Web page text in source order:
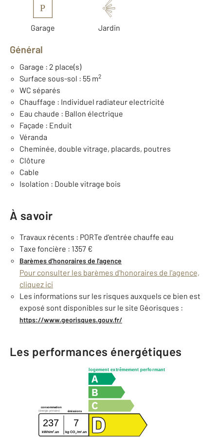
P
Garage Jardin
Général
Garage : 2 place(s)
Surface sous-sol : 55 m2
WC séparés
Chauffage : Individuel radiateur electricité
Eau chaude : Ballon électrique
Façade : Enduit
Véranda
Cheminée, double vitrage, placards, poutres
Clôture
Cable
Isolation : Double vitrage bois
À savoir
Travaux récents : PORTe d'entrée chauffe eau
Taxe foncière : 1357 €
Barèmes d'honoraires de l'agence
Pour consulter les barèmes d'honoraires de l'agence,
cliquez ici
Les informations sur les risques auxquels ce bien est
exposé sont disponibles sur le site Géorisques :
https://www.georisques.gouv.fr/
Les performances énergétiques
logement extrêmement performant
consommation
émissions
(énergie primaire)
237 7
kWh/m2.an kg CO2 /m2 .an